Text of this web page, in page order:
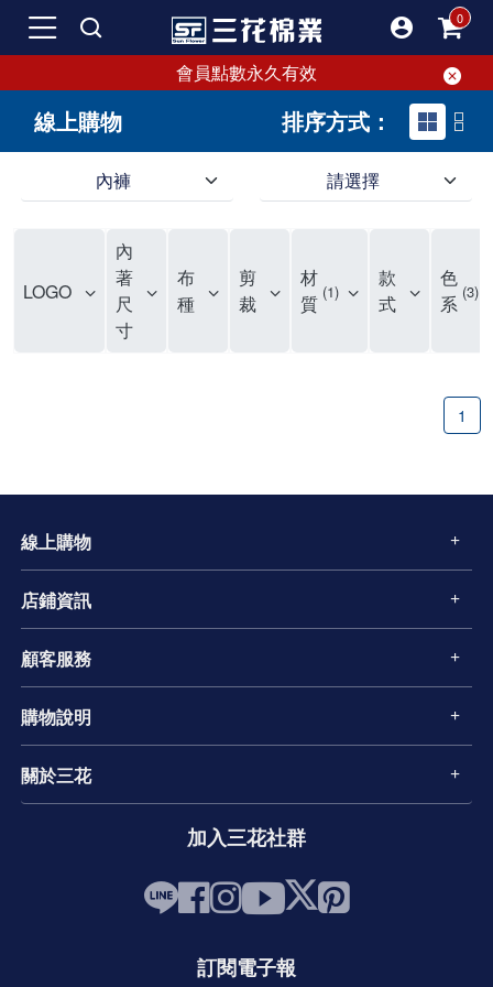
會員點數永久有效
線上購物 排序方式：
內褲 請選擇
LOGO
內
著
尺
寸
布
種
剪
裁
材
質 1
款
式
色
系 3
1
線上購物
店鋪資訊
顧客服務
購物說明
關於三花
加入三花社群
訂閱電子報